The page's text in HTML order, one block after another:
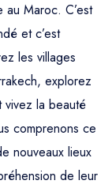
au Maroc. C’est
et c’est
les villages
explorez
vivez la beauté
comprenons ce
nouveaux lieux
de leur